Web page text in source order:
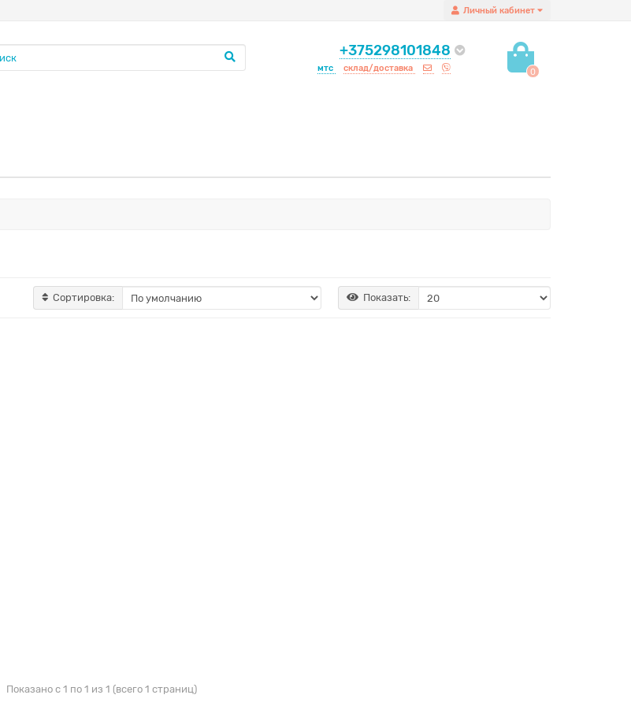
Личный кабинет
+375298101848
мтс склад/доставка 0
Сортировка: Показать:
Показано с 1 по 1 из 1 (всего 1 страниц)